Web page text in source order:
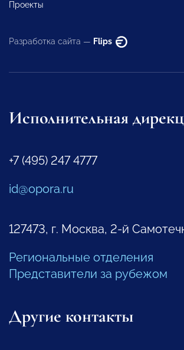
Проекты
Разработка сайта — Flips
Исполнительная
+7 (495) 247 4777
id@opora.ru
127473, г. Москва, 2-й
Региональные отделения
Представители за рубежом
Другие контакты